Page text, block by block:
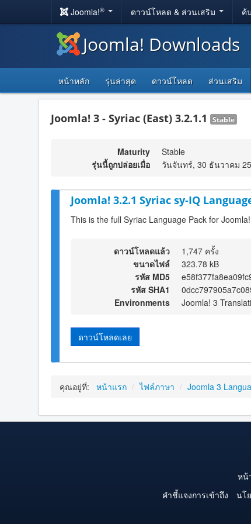
Joomla!® ดาวน์โหลด & ส่วนเสริม ค้
Joomla! Downloads
หน้าหลัก รุ่นล่าสุด ดาวน์โหลด ส่วนเสริม
Joomla! 3 - Syriac (East) 3.2.1.1 Stable
Maturity
Stable
รุ่นนี้ถูกปล่อยเมื่อ
วันจันทร์, 30 ธันวาคม
Joomla! 3.2.1 Syriac sy-IQ
This is the full Syriac Language Pack for
ดาวน์โหลดแล้ว
1,747 ครั้ง
ขนาดไฟล์
323.78 kB
รหัส MD5
รหัส SHA1
Environments
Joomla! 3
ดาวน์โหลดเลย
คุณอยู่ที่: หน้าแรก / ไฟล์ภาษา / Joomla 3
หน้
คำชี้แจงการเข้าถึง
นโ